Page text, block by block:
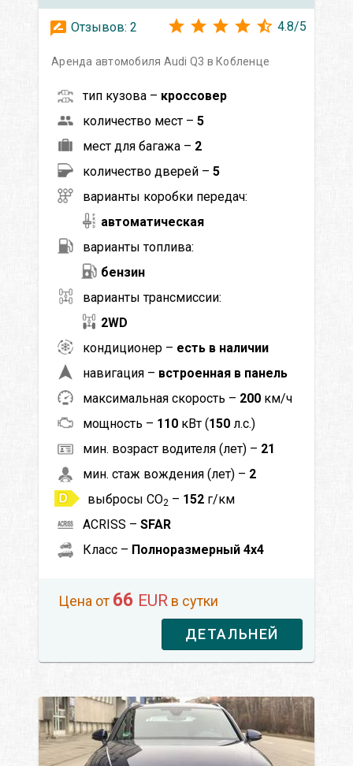
Отзывов: 2 4.8/5
Аренда автомобиля Audi Q3 в Кобленце
тип кузова – кроссовер
количество мест – 5
мест для багажа – 2
количество дверей – 5
варианты коробки передач:
автоматическая
варианты топлива:
бензин
варианты трансмиссии:
2WD
кондиционер – есть в наличии
навигация – встроенная в панель
максимальная скорость – 200 км/ч
мощность – 110 кВт (150 л.с.)
мин. возраст водителя (лет) – 21
мин. стаж вождения (лет) – 2
выбросы CO2 – 152 г/км
ACRISS – SFAR
Класс – Полноразмерный 4x4
Цена от 66 EUR в сутки
ДЕТАЛЬНЕЙ